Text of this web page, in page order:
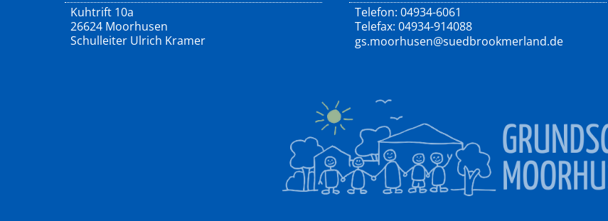
Kuhtrift 10a
26624 Moorhusen
Schulleiter Ulrich Kramer
Telefon: 04934-6061
Telefax: 04934-914088
gs.moorhusen@suedbrookmerland.de